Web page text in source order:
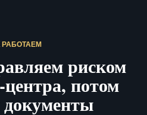
РАБОТАЕМ
риском
потом